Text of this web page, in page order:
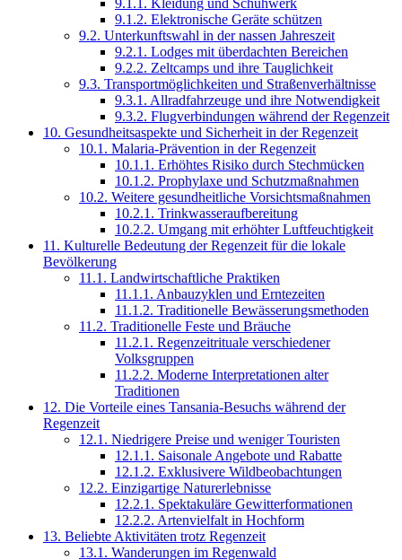
9.1.2. Elektronische Geräte schützen
9.2. Unterkunftswahl in der nassen Jahreszeit
9.2.1. Lodges mit überdachten Bereichen
9.2.2. Zeltcamps und ihre Tauglichkeit
9.3. Transportmöglichkeiten und Straßenverhältnisse
9.3.1. Allradfahrzeuge und ihre Notwendigkeit
9.3.2. Flugverbindungen während der Regenzeit
10. Gesundheitsaspekte und Sicherheit in der Regenzeit
10.1. Malaria-Prävention in der Regenzeit
10.1.1. Erhöhtes Risiko durch Stechmücken
10.1.2. Prophylaxe und Schutzmaßnahmen
10.2. Weitere gesundheitliche Vorsichtsmaßnahmen
10.2.1. Trinkwasseraufbereitung
10.2.2. Umgang mit erhöhter Luftfeuchtigkeit
11. Kulturelle Bedeutung der Regenzeit für die lokale
Bevölkerung
11.1. Landwirtschaftliche Praktiken
11.1.1. Anbauzyklen und Erntezeiten
11.1.2. Traditionelle Bewässerungsmethoden
11.2. Traditionelle Feste und Bräuche
11.2.1. Regenzeitrituale verschiedener
Volksgruppen
11.2.2. Moderne Interpretationen alter
Traditionen
12. Die Vorteile eines Tansania-Besuchs während der
Regenzeit
12.1. Niedrigere Preise und weniger Touristen
12.1.1. Saisonale Angebote und Rabatte
12.1.2. Exklusivere Wildbeobachtungen
12.2. Einzigartige Naturerlebnisse
12.2.1. Spektakuläre Gewitterformationen
12.2.2. Artenvielfalt in Hochform
13. Beliebte Aktivitäten trotz Regenzeit
13.1. Wanderungen im Regenwald